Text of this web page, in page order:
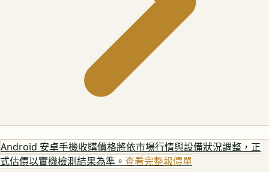
Android 安卓手機收購價格將依市場行情與設備狀況調整，正
式估價以實機檢測結果為準。 查看完整報價單